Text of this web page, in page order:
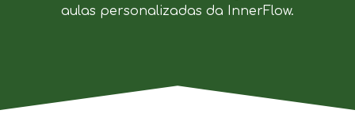
aulas personalizadas da InnerFlow.